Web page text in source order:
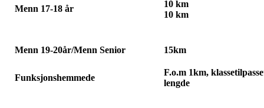
Menn 17-18 år
10 km
10 km
Menn 19-20år/Menn Senior 15km
Funksjonshemmede
F.o.m 1km,
lengde